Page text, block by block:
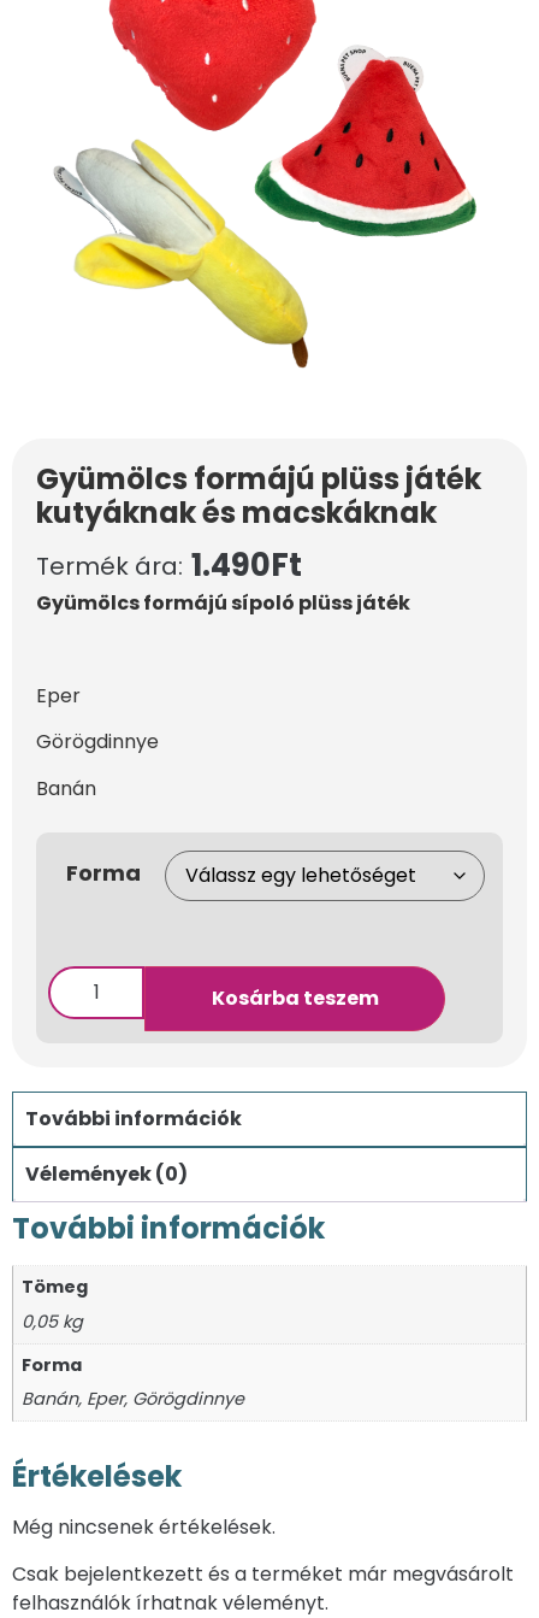
Gyümölcs formájú plüss játék
kutyáknak és macskáknak
Termék ára: 1.490Ft
Gyümölcs formájú sípoló plüss játék
Eper
Görögdinnye
Banán
Forma
Kosárba teszem
További információk
Vélemények (0)
További információk
Tömeg
0,05 kg
Forma
Banán, Eper, Görögdinnye
Értékelések
Még nincsenek értékelések.
Csak bejelentkezett és a terméket már megvásárolt
felhasználók írhatnak véleményt.